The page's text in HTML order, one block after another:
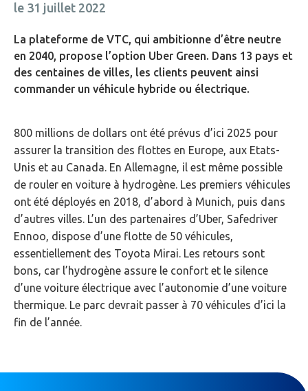
le 31 juillet 2022
La plateforme de VTC, qui ambitionne d’être neutre
en 2040, propose l’option Uber Green. Dans 13 pays et
des centaines de villes, les clients peuvent ainsi
commander un véhicule hybride ou électrique.
800 millions de dollars ont été prévus d’ici 2025 pour
assurer la transition des flottes en Europe, aux Etats-
Unis et au Canada. En Allemagne, il est même possible
de rouler en voiture à hydrogène. Les premiers véhicules
ont été déployés en 2018, d’abord à Munich, puis dans
d’autres villes. L’un des partenaires d’Uber, Safedriver
Ennoo, dispose d’une flotte de 50 véhicules,
essentiellement des Toyota Mirai. Les retours sont
bons, car l’hydrogène assure le confort et le silence
d’une voiture électrique avec l’autonomie d’une voiture
thermique. Le parc devrait passer à 70 véhicules d’ici la
fin de l’année.